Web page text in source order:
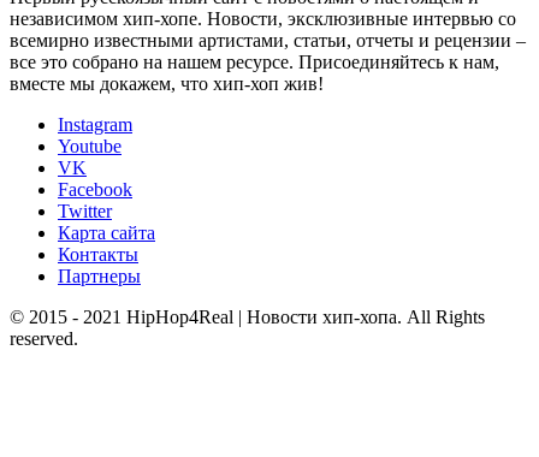
независимом хип-хопе. Новости, эксклюзивные интервью со
всемирно известными артистами, статьи, отчеты и рецензии –
все это собрано на нашем ресурсе. Присоединяйтесь к нам,
вместе мы докажем, что хип-хоп жив!
Instagram
Youtube
VK
Facebook
Twitter
Карта сайта
Контакты
Партнеры
© 2015 - 2021 HipHop4Real | Новости хип-хопа. All Rights
reserved.